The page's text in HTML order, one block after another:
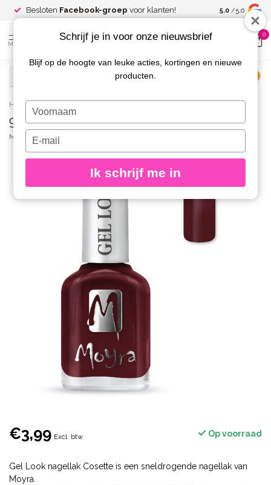
Besloten Facebook-groep voor klanten! Spaar voor
kortingen
5.0 /5.0
MENU
0
Home / 908 Gel Look Nagellak Cosette
908 Gel Look Nagellak Cosette
MOYRA
€3,99 Excl. btw Op voorraad
Gel Look nagellak Cosette is een sneldrogende nagellak van
Moyra.
Schrijf je in voor onze nieuwsbrief
Blijf op de hoogte van leuke acties, kortingen en nieuwe
producten.
Typ
je
naam
Typ
je
e-
in
Ik schrijf me in